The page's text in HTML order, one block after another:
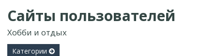
Сайты пользователей
Хобби и отдых
Категории